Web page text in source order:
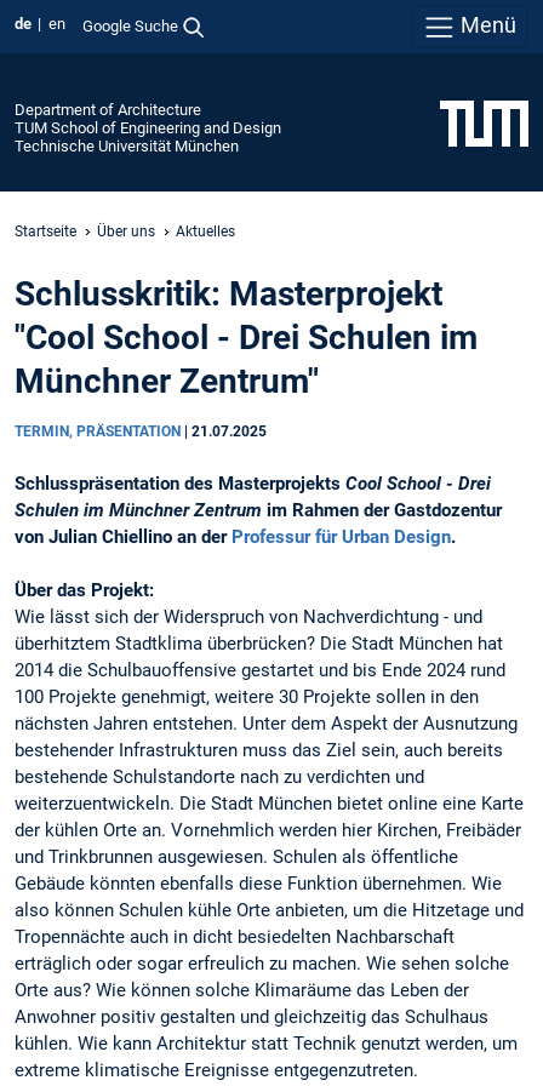
de en Google Suche Menü
Department of Architecture
TUM School of Engineering and Design
Technische Universität München
Startseite Über uns Aktuelles
Schlusskritik: Masterprojekt
"Cool School - Drei Schulen im
Münchner Zentrum"
TERMIN, PRÄSENTATION 21.07.2025
Schlusspräsentation des Masterprojekts Cool School - Drei
Schulen im Münchner Zentrum im Rahmen der Gastdozentur
von Julian Chiellino an der Professur für Urban Design.
Über das Projekt:
Wie lässt sich der Widerspruch von Nachverdichtung - und
überhitztem Stadtklima überbrücken? Die Stadt München hat
2014 die Schulbauoffensive gestartet und bis Ende 2024 rund
100 Projekte genehmigt, weitere 30 Projekte sollen in den
nächsten Jahren entstehen. Unter dem Aspekt der Ausnutzung
bestehender Infrastrukturen muss das Ziel sein, auch bereits
bestehende Schulstandorte nach zu verdichten und
weiterzuentwickeln. Die Stadt München bietet online eine Karte
der kühlen Orte an. Vornehmlich werden hier Kirchen, Freibäder
und Trinkbrunnen ausgewiesen. Schulen als öffentliche
Gebäude könnten ebenfalls diese Funktion übernehmen. Wie
also können Schulen kühle Orte anbieten, um die Hitzetage und
Tropennächte auch in dicht besiedelten Nachbarschaft
erträglich oder sogar erfreulich zu machen. Wie sehen solche
Orte aus? Wie können solche Klimaräume das Leben der
Anwohner positiv gestalten und gleichzeitig das Schulhaus
kühlen. Wie kann Architektur statt Technik genutzt werden, um
extreme klimatische Ereignisse entgegenzutreten.